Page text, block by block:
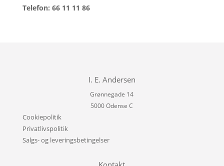
Telefon: 66 11 11 86
I. E. Andersen
Grønnegade 14
5000 Odense C
Cookiepolitik
Privatlivspolitik
Salgs- og leveringsbetingelser